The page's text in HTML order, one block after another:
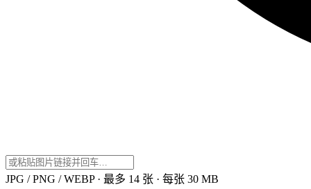
JPG / PNG / WEBP · 最多 14 张 · 每张 30 MB